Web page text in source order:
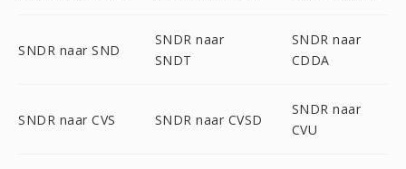
SNDR naar SND
SNDR naar
SNDT
SNDR naar
CDDA
SNDR naar CVS SNDR naar CVSD
SNDR naar
CVU